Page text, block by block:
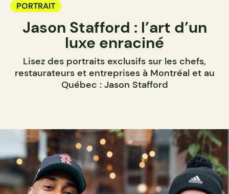
PORTRAIT
Jason Stafford : l’art d’un
luxe enraciné
Lisez des portraits exclusifs sur les chefs,
restaurateurs et entreprises à Montréal et au
Québec : Jason Stafford